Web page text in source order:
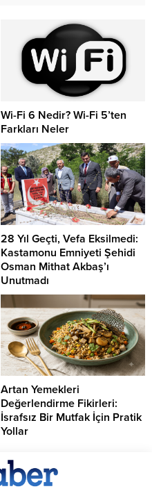
Wi-Fi 6 Nedir? Wi-Fi 5’ten
Farkları Neler
28 Yıl Geçti, Vefa Eksilmedi:
Kastamonu Emniyeti Şehidi
Osman Mithat Akbaş’ı
Unutmadı
Artan Yemekleri
Değerlendirme Fikirleri:
İsrafsız Bir Mutfak İçin Pratik
Yollar